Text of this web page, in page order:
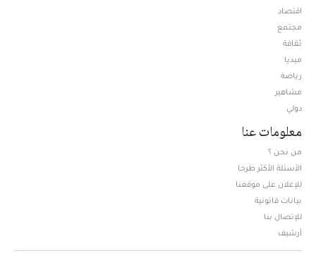
اقتصاد
مجتمع
ثقافة
ميديا
رياضة
مشاهير
دولي
معلومات عنا
من نحن ؟
الأسئلة الأكثر طرحا
للإعلان على موقعنا
بيانات قانونية
للإتصال بنا
أرشيف